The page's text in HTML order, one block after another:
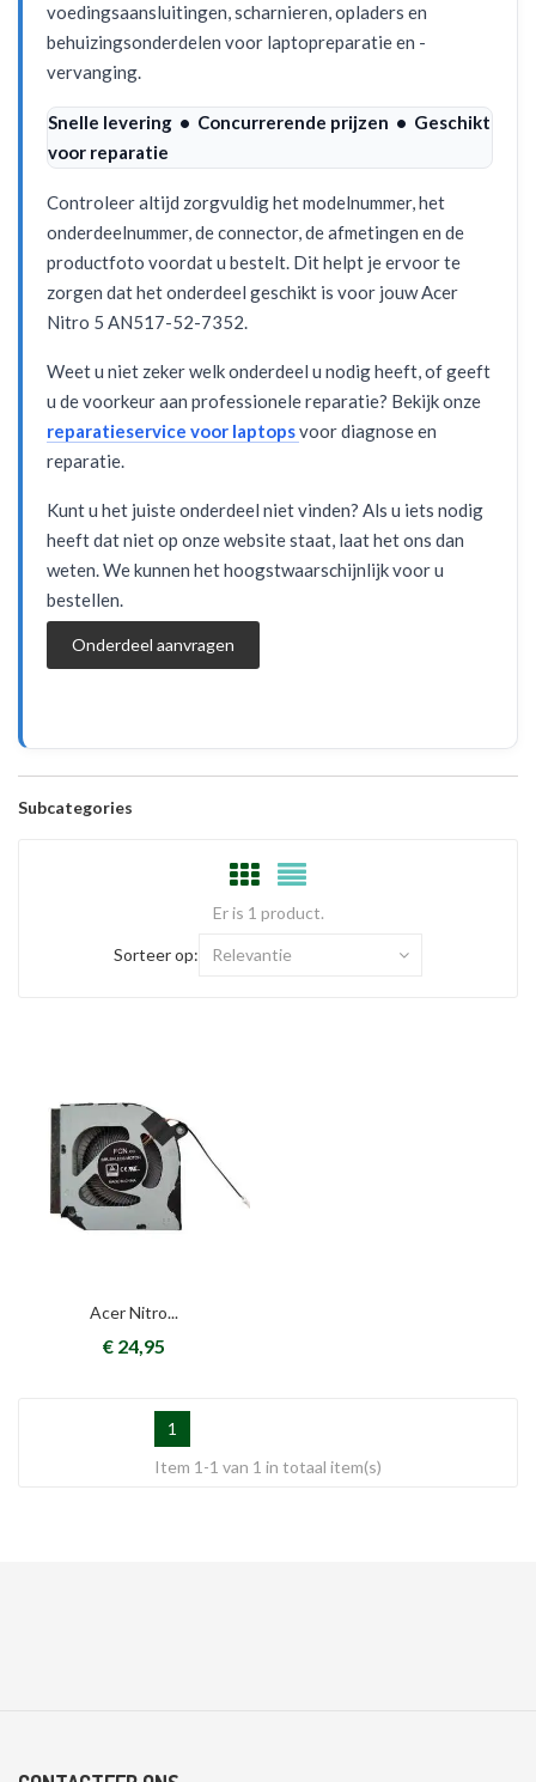
voedingsaansluitingen, scharnieren, opladers en
behuizingsonderdelen voor laptopreparatie en -
vervanging.
Snelle levering • Concurrerende prijzen • Geschikt
voor reparatie
Controleer altijd zorgvuldig het modelnummer, het
onderdeelnummer, de connector, de afmetingen en de
productfoto voordat u bestelt. Dit helpt je ervoor te
zorgen dat het onderdeel geschikt is voor jouw Acer
Nitro 5 AN517-52-7352.
Weet u niet zeker welk onderdeel u nodig heeft, of geeft
u de voorkeur aan professionele reparatie? Bekijk onze
reparatieservice voor laptopsvoor diagnose en
reparatie.
Kunt u het juiste onderdeel niet vinden? Als u iets nodig
heeft dat niet op onze website staat, laat het ons dan
weten. We kunnen het hoogstwaarschijnlijk voor u
bestellen.
Onderdeel aanvragen
Subcategories
Er is 1 product.
Sorteer op: Relevantie
Acer Nitro...
€ 24,95
1
Item 1-1 van 1 in totaal item(s)